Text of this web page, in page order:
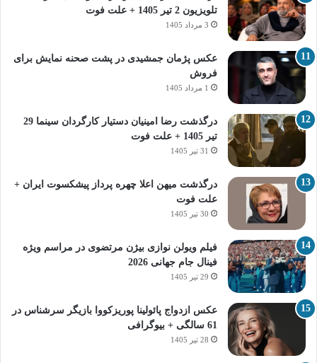
تلویزیون 2 تیر 1405 + علت فوت
3 مرداد 1405
عکس پژمان جمشیدی در پشت صحنه نمایش برای
فروش
1 مرداد 1405
درگذشت رضا امینیان دستیار کارگردان سینما 29
تیر 1405 + علت فوت
31 تیر 1405
درگذشت میهن اعلا چهره پرداز پیشکسوت ایران +
علت فوت
30 تیر 1405
فیلم ویولن نوازی بیژن مرتضوی در مراسم ویژه
فینال جام جهانی 2026
29 تیر 1405
عکس ازدواج پائولینا پوریزکووا بازیگر سرشناس در
61 سالگی + بیوگرافی
28 تیر 1405